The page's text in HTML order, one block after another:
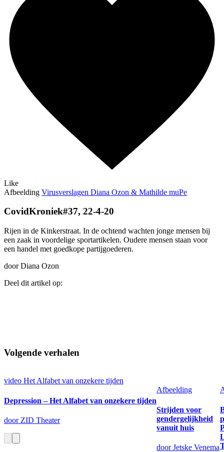
Like
Afbeelding Virusverslagen Diana Ozon & Mathilde muPe
CovidKroniek#37, 22-4-20
Rijen in de Kinkerstraat. In de ochtend wachten jonge mensen bij
een zaak in voordelige sportartikelen. Oudere mensen staan voor
een handel met goedkope partijgoederen.
door Diana Ozon
Deel dit artikel op:
Volgende verhalen
video Het Alfabet van onzekere tijden
Depression – Het Alfabet van onzekere tijden
door ZID Theater
Afbeelding
Strijden voor
gendergelijkheid
vanuit huis
door Jetske Venema